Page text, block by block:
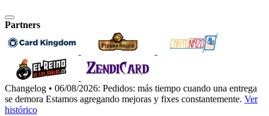
Partners
Changelog • 06/08/2026: Pedidos: más tiempo cuando una entrega
se demora Estamos agregando mejoras y fixes constantemente. Ver
histórico